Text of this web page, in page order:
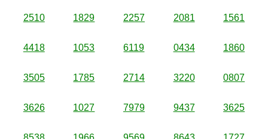
2510 1829 2257 2081 1561
4418 1053 6119 0434 1860
3505 1785 2714 3220 0807
3626 1027 7979 9437 3625